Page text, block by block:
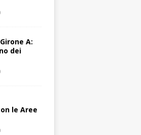
A:
dei
le Aree